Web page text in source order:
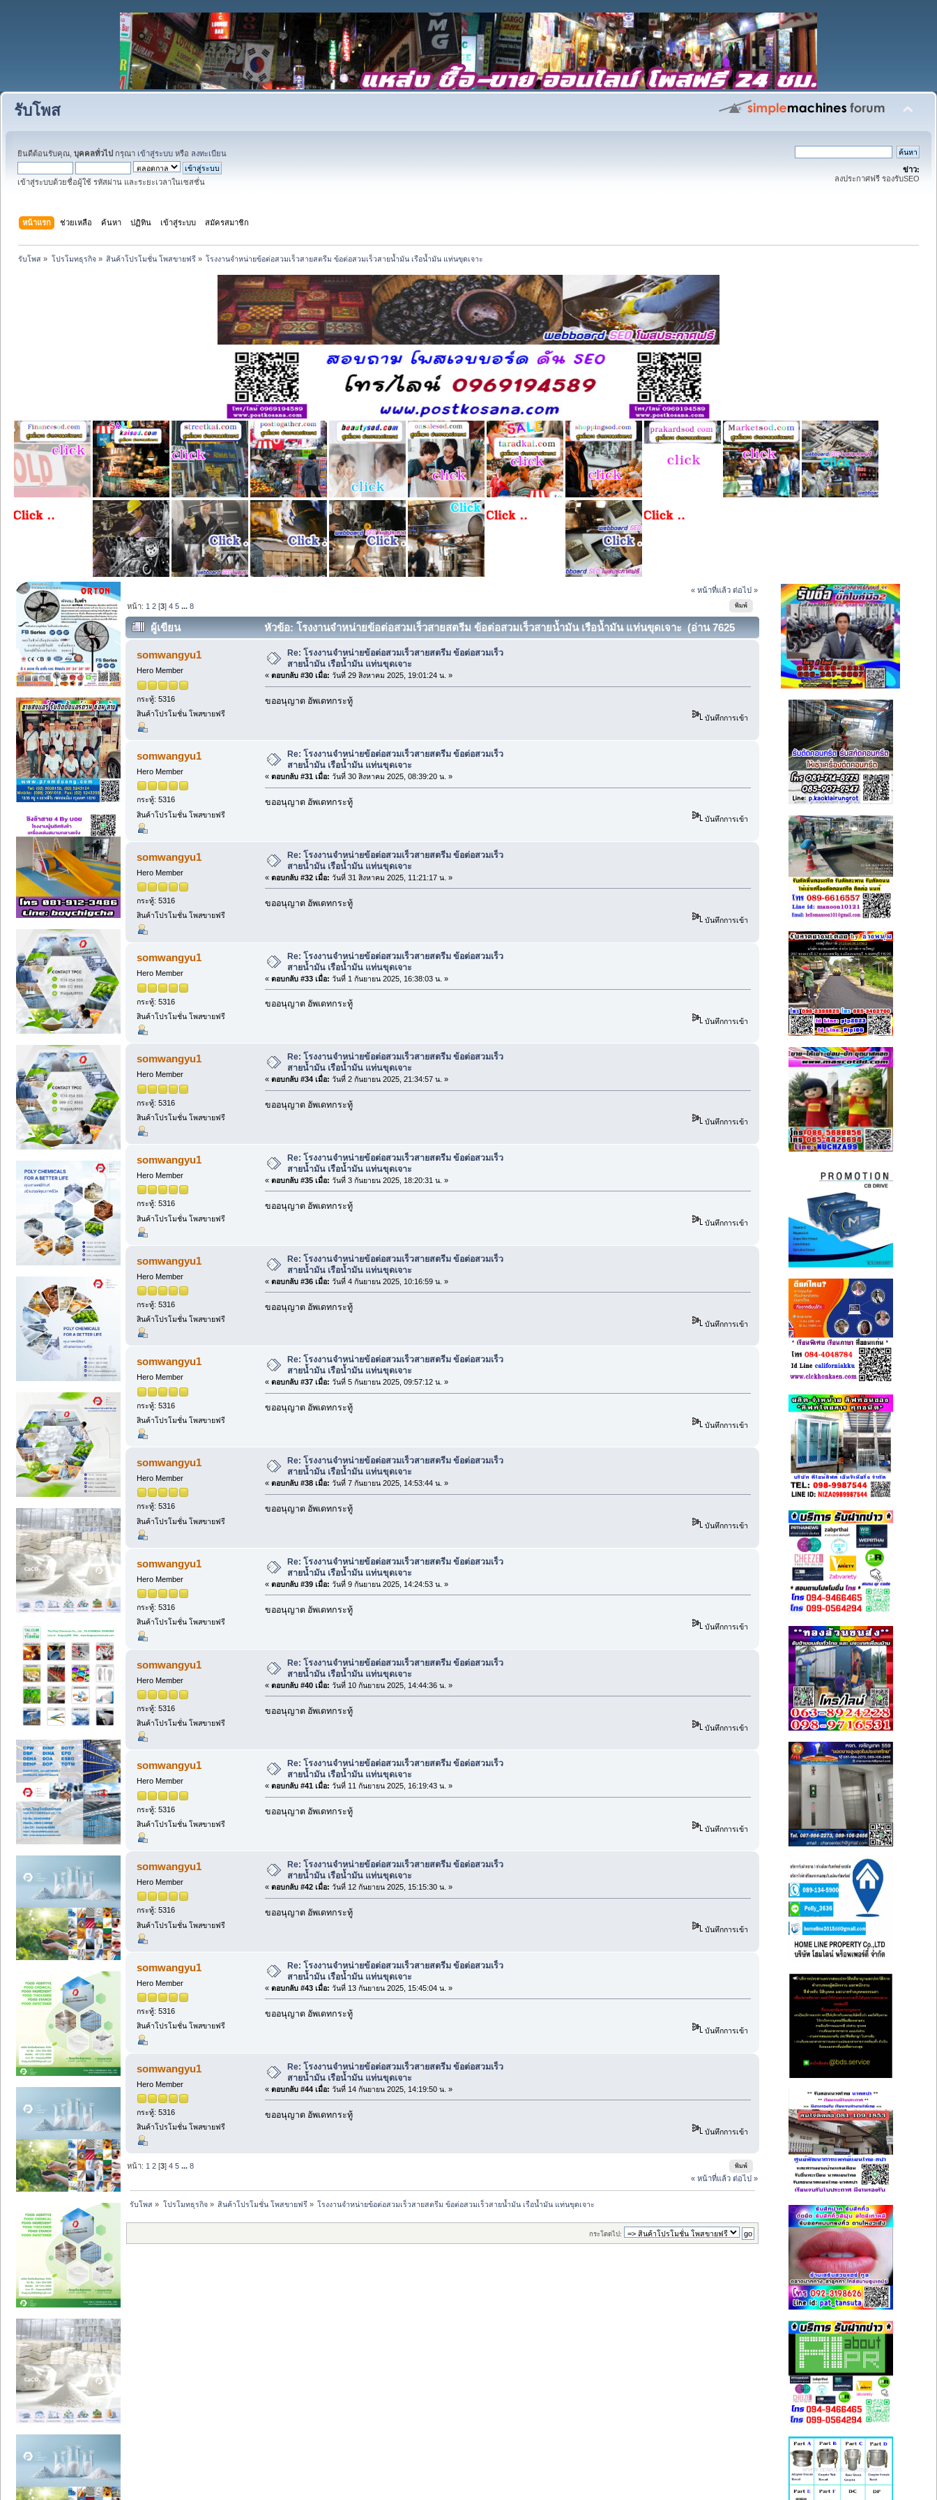
รับโพส
ยินดีต้อนรับคุณ, บุคคลทั่วไป กรุณา เข้าสู่ระบบ หรือ ลงทะเบียน
เข้าสู่ระบบด้วยชื่อผู้ใช้ รหัสผ่าน และระยะเวลาในเซสชั่น
ข่าว:
ลงประกาศฟรี รองรับSEO
หน้าแรก ช่วยเหลือ ค้นหา ปฏิทิน เข้าสู่ระบบ สมัครสมาชิก
รับโพส » โปรโมทธุรกิจ» สินค้าโปรโมชั่น โพสขายฟรี» โรงงานจำหน่ายข้อต่อสวมเร็วสายสตรีม ข้อต่อสวมเร็วสายน้ำมัน เรือน้ำมัน แท่นขุดเจาะ
« หน้าที่แล้ว ต่อไป »
พิมพ์
หน้า: 1 2 [3]4 5 ...8
ผู้เขียน
หัวข้อ: โรงงานจำหน่ายข้อต่อสวมเร็วสายสตรีม ข้อต่อสวมเร็วสายน้ำมัน เรือน้ำมัน แท่นขุดเจาะ (อ่าน 7625
somwangyu1
Hero Member
กระทู้: 5316
สินค้าโปรโมชั่น โพสขายฟรี
Re: โรงงานจำหน่ายข้อต่อสวมเร็วสายสตรีม ข้อต่อสวมเร็ว
สายน้ำมัน เรือน้ำมัน แท่นขุดเจาะ
« ตอบกลับ #30 เมื่อ: วันที่ 29 สิงหาคม 2025, 19:01:24 น. »
ขออนุญาต อัพเดทกระทู้
บันทึกการเข้า
somwangyu1
Hero Member
กระทู้: 5316
สินค้าโปรโมชั่น โพสขายฟรี
Re: โรงงานจำหน่ายข้อต่อสวมเร็วสายสตรีม ข้อต่อสวมเร็ว
สายน้ำมัน เรือน้ำมัน แท่นขุดเจาะ
« ตอบกลับ #31 เมื่อ: วันที่ 30 สิงหาคม 2025, 08:39:20 น. »
ขออนุญาต อัพเดทกระทู้
บันทึกการเข้า
somwangyu1
Hero Member
กระทู้: 5316
สินค้าโปรโมชั่น โพสขายฟรี
Re: โรงงานจำหน่ายข้อต่อสวมเร็วสายสตรีม ข้อต่อสวมเร็ว
สายน้ำมัน เรือน้ำมัน แท่นขุดเจาะ
« ตอบกลับ #32 เมื่อ: วันที่ 31 สิงหาคม 2025, 11:21:17 น. »
ขออนุญาต อัพเดทกระทู้
บันทึกการเข้า
somwangyu1
Hero Member
กระทู้: 5316
สินค้าโปรโมชั่น โพสขายฟรี
Re: โรงงานจำหน่ายข้อต่อสวมเร็วสายสตรีม ข้อต่อสวมเร็ว
สายน้ำมัน เรือน้ำมัน แท่นขุดเจาะ
« ตอบกลับ #33 เมื่อ: วันที่ 1 กันยายน 2025, 16:38:03 น. »
ขออนุญาต อัพเดทกระทู้
บันทึกการเข้า
somwangyu1
Hero Member
กระทู้: 5316
สินค้าโปรโมชั่น โพสขายฟรี
Re: โรงงานจำหน่ายข้อต่อสวมเร็วสายสตรีม ข้อต่อสวมเร็ว
สายน้ำมัน เรือน้ำมัน แท่นขุดเจาะ
« ตอบกลับ #34 เมื่อ: วันที่ 2 กันยายน 2025, 21:34:57 น. »
ขออนุญาต อัพเดทกระทู้
บันทึกการเข้า
somwangyu1
Hero Member
กระทู้: 5316
สินค้าโปรโมชั่น โพสขายฟรี
Re: โรงงานจำหน่ายข้อต่อสวมเร็วสายสตรีม ข้อต่อสวมเร็ว
สายน้ำมัน เรือน้ำมัน แท่นขุดเจาะ
« ตอบกลับ #35 เมื่อ: วันที่ 3 กันยายน 2025, 18:20:31 น. »
ขออนุญาต อัพเดทกระทู้
บันทึกการเข้า
somwangyu1
Hero Member
กระทู้: 5316
สินค้าโปรโมชั่น โพสขายฟรี
Re: โรงงานจำหน่ายข้อต่อสวมเร็วสายสตรีม ข้อต่อสวมเร็ว
สายน้ำมัน เรือน้ำมัน แท่นขุดเจาะ
« ตอบกลับ #36 เมื่อ: วันที่ 4 กันยายน 2025, 10:16:59 น. »
ขออนุญาต อัพเดทกระทู้
บันทึกการเข้า
somwangyu1
Hero Member
กระทู้: 5316
สินค้าโปรโมชั่น โพสขายฟรี
Re: โรงงานจำหน่ายข้อต่อสวมเร็วสายสตรีม ข้อต่อสวมเร็ว
สายน้ำมัน เรือน้ำมัน แท่นขุดเจาะ
« ตอบกลับ #37 เมื่อ: วันที่ 5 กันยายน 2025, 09:57:12 น. »
ขออนุญาต อัพเดทกระทู้
บันทึกการเข้า
somwangyu1
Hero Member
กระทู้: 5316
สินค้าโปรโมชั่น โพสขายฟรี
Re: โรงงานจำหน่ายข้อต่อสวมเร็วสายสตรีม ข้อต่อสวมเร็ว
สายน้ำมัน เรือน้ำมัน แท่นขุดเจาะ
« ตอบกลับ #38 เมื่อ: วันที่ 7 กันยายน 2025, 14:53:44 น. »
ขออนุญาต อัพเดทกระทู้
บันทึกการเข้า
somwangyu1
Hero Member
กระทู้: 5316
สินค้าโปรโมชั่น โพสขายฟรี
Re: โรงงานจำหน่ายข้อต่อสวมเร็วสายสตรีม ข้อต่อสวมเร็ว
สายน้ำมัน เรือน้ำมัน แท่นขุดเจาะ
« ตอบกลับ #39 เมื่อ: วันที่ 9 กันยายน 2025, 14:24:53 น. »
ขออนุญาต อัพเดทกระทู้
บันทึกการเข้า
somwangyu1
Hero Member
กระทู้: 5316
สินค้าโปรโมชั่น โพสขายฟรี
Re: โรงงานจำหน่ายข้อต่อสวมเร็วสายสตรีม ข้อต่อสวมเร็ว
สายน้ำมัน เรือน้ำมัน แท่นขุดเจาะ
« ตอบกลับ #40 เมื่อ: วันที่ 10 กันยายน 2025, 14:44:36 น. »
ขออนุญาต อัพเดทกระทู้
บันทึกการเข้า
somwangyu1
Hero Member
กระทู้: 5316
สินค้าโปรโมชั่น โพสขายฟรี
Re: โรงงานจำหน่ายข้อต่อสวมเร็วสายสตรีม ข้อต่อสวมเร็ว
สายน้ำมัน เรือน้ำมัน แท่นขุดเจาะ
« ตอบกลับ #41 เมื่อ: วันที่ 11 กันยายน 2025, 16:19:43 น. »
ขออนุญาต อัพเดทกระทู้
บันทึกการเข้า
somwangyu1
Hero Member
กระทู้: 5316
สินค้าโปรโมชั่น โพสขายฟรี
Re: โรงงานจำหน่ายข้อต่อสวมเร็วสายสตรีม ข้อต่อสวมเร็ว
สายน้ำมัน เรือน้ำมัน แท่นขุดเจาะ
« ตอบกลับ #42 เมื่อ: วันที่ 12 กันยายน 2025, 15:15:30 น. »
ขออนุญาต อัพเดทกระทู้
บันทึกการเข้า
somwangyu1
Hero Member
กระทู้: 5316
สินค้าโปรโมชั่น โพสขายฟรี
Re: โรงงานจำหน่ายข้อต่อสวมเร็วสายสตรีม ข้อต่อสวมเร็ว
สายน้ำมัน เรือน้ำมัน แท่นขุดเจาะ
« ตอบกลับ #43 เมื่อ: วันที่ 13 กันยายน 2025, 15:45:04 น. »
ขออนุญาต อัพเดทกระทู้
บันทึกการเข้า
somwangyu1
Hero Member
กระทู้: 5316
สินค้าโปรโมชั่น โพสขายฟรี
Re: โรงงานจำหน่ายข้อต่อสวมเร็วสายสตรีม ข้อต่อสวมเร็ว
สายน้ำมัน เรือน้ำมัน แท่นขุดเจาะ
« ตอบกลับ #44 เมื่อ: วันที่ 14 กันยายน 2025, 14:19:50 น. »
ขออนุญาต อัพเดทกระทู้
บันทึกการเข้า
พิมพ์
หน้า: 1 2 [3]4 5 ...8
« หน้าที่แล้ว ต่อไป »
รับโพส » โปรโมทธุรกิจ» สินค้าโปรโมชั่น โพสขายฟรี» โรงงานจำหน่ายข้อต่อสวมเร็วสายสตรีม ข้อต่อสวมเร็วสายน้ำมัน เรือน้ำมัน แท่นขุดเจาะ
กระโดดไป: